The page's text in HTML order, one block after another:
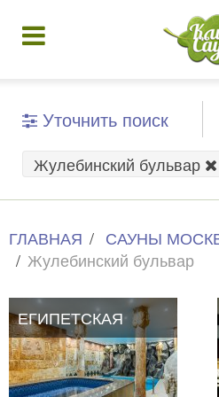
Уточнить поиск
Жулебинский бульвар
ГЛАВНАЯ
САУНЫ
Жулебинский бульвар
ЕГИПЕТСКАЯ
ЕГИПЕТСКАЯ